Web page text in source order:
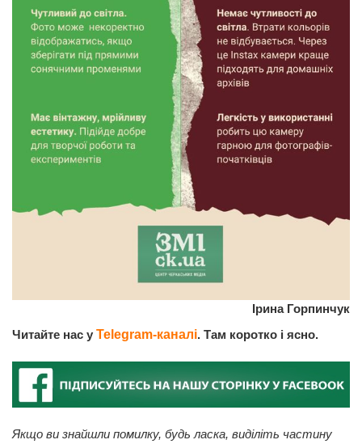
Ірина Горпинчук
Читайте нас у Telegram-каналі. Там коротко і ясно.
Якщо ви знайшли помилку, будь ласка, виділіть частину